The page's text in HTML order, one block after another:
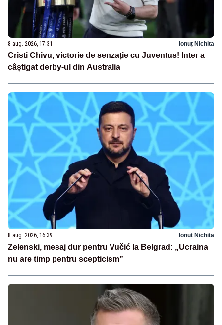
8 aug. 2026, 17:31 Ionuț Nichita
Cristi Chivu, victorie de senzație cu Juventus! Inter a
câștigat derby-ul din Australia
8 aug. 2026, 16:39 Ionuț Nichita
Zelenski, mesaj dur pentru Vučić la Belgrad: „Ucraina
nu are timp pentru scepticism”